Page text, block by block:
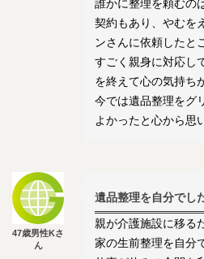
誰かに整理を頼むの
契約もあり、やむを
ンさんに依頼したと
すごく親身に対応し
を終えて心の気持ち
今では遺品整理をグ
よかったと心から思
47歳男性Kさ
ん
遺品整理を自分でし
親が介護施設に移る
家の生前整理を自分